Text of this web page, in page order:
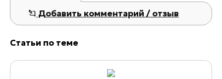
Добавить комментарий / отзыв
Статьи по теме